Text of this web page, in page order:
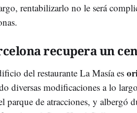
rentabilizarlo no le será
recupera un
del restaurante La Masía es
diversas modificaciones a lo
parque de atracciones, y albergó